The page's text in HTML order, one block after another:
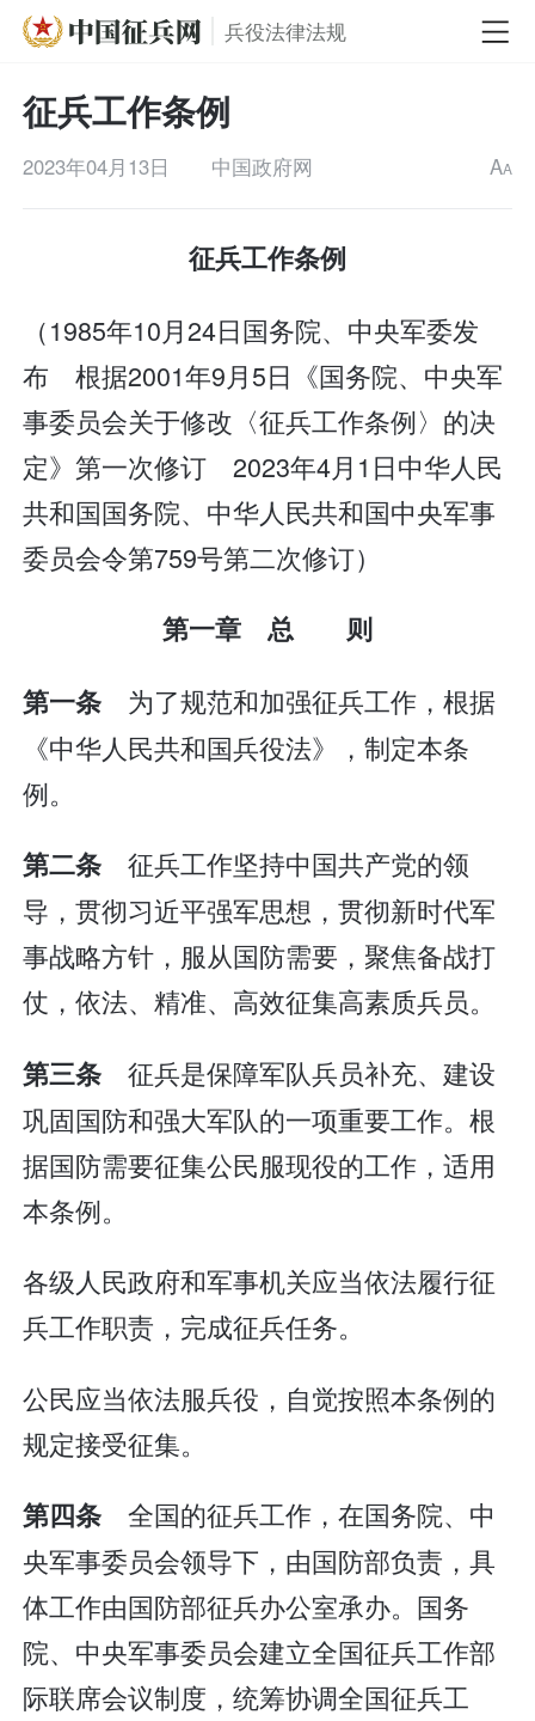
兵役法律法规
征兵工作条例
2023年04月13日 中国政府网 AA
征兵工作条例
（1985年10月24日国务院、中央军委发
布 根据2001年9月5日《国务院、中央军
事委员会关于修改〈征兵工作条例〉的决
定》第一次修订 2023年4月1日中华人民
共和国国务院、中华人民共和国中央军事
委员会令第759号第二次修订）
第一章 总 则
第一条 为了规范和加强征兵工作，根据
《中华人民共和国兵役法》，制定本条
例。
第二条 征兵工作坚持中国共产党的领
导，贯彻习近平强军思想，贯彻新时代军
事战略方针，服从国防需要，聚焦备战打
仗，依法、精准、高效征集高素质兵员。
第三条 征兵是保障军队兵员补充、建设
巩固国防和强大军队的一项重要工作。根
据国防需要征集公民服现役的工作，适用
本条例。
各级人民政府和军事机关应当依法履行征
兵工作职责，完成征兵任务。
公民应当依法服兵役，自觉按照本条例的
规定接受征集。
第四条 全国的征兵工作，在国务院、中
央军事委员会领导下，由国防部负责，具
体工作由国防部征兵办公室承办。国务
院、中央军事委员会建立全国征兵工作部
际联席会议制度，统筹协调全国征兵工